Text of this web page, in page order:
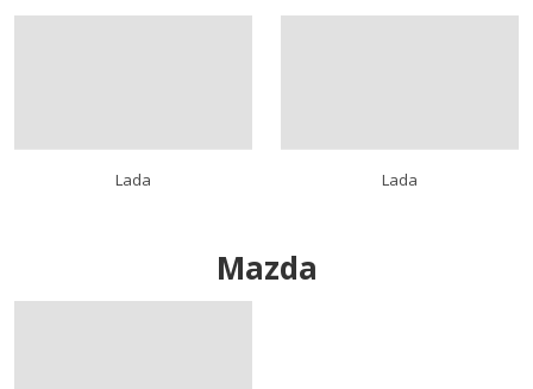
Lada Lada
Mazda